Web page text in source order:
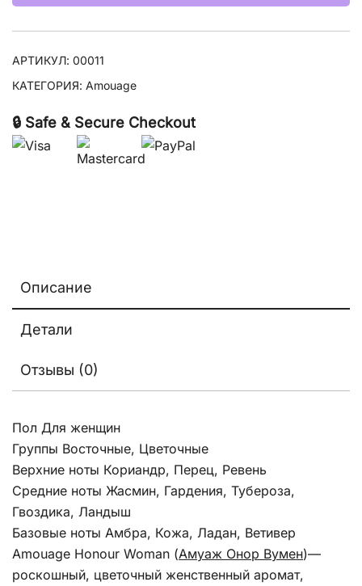
Woman
АРТИКУЛ: 00011
КАТЕГОРИЯ: Amouage
🔒 Safe & Secure Checkout
Описание
Детали
Отзывы (0)
Пол Для женщин
Группы Восточные, Цветочные
Верхние ноты Кориандр, Перец, Ревень
Средние ноты Жасмин, Гардения, Тубероза,
Гвоздика, Ландыш
Базовые ноты Амбра, Кожа, Ладан, Ветивер
Amouage Honour Woman (Амуаж Онор Вумен)—
роскошный, цветочный женственный аромат,